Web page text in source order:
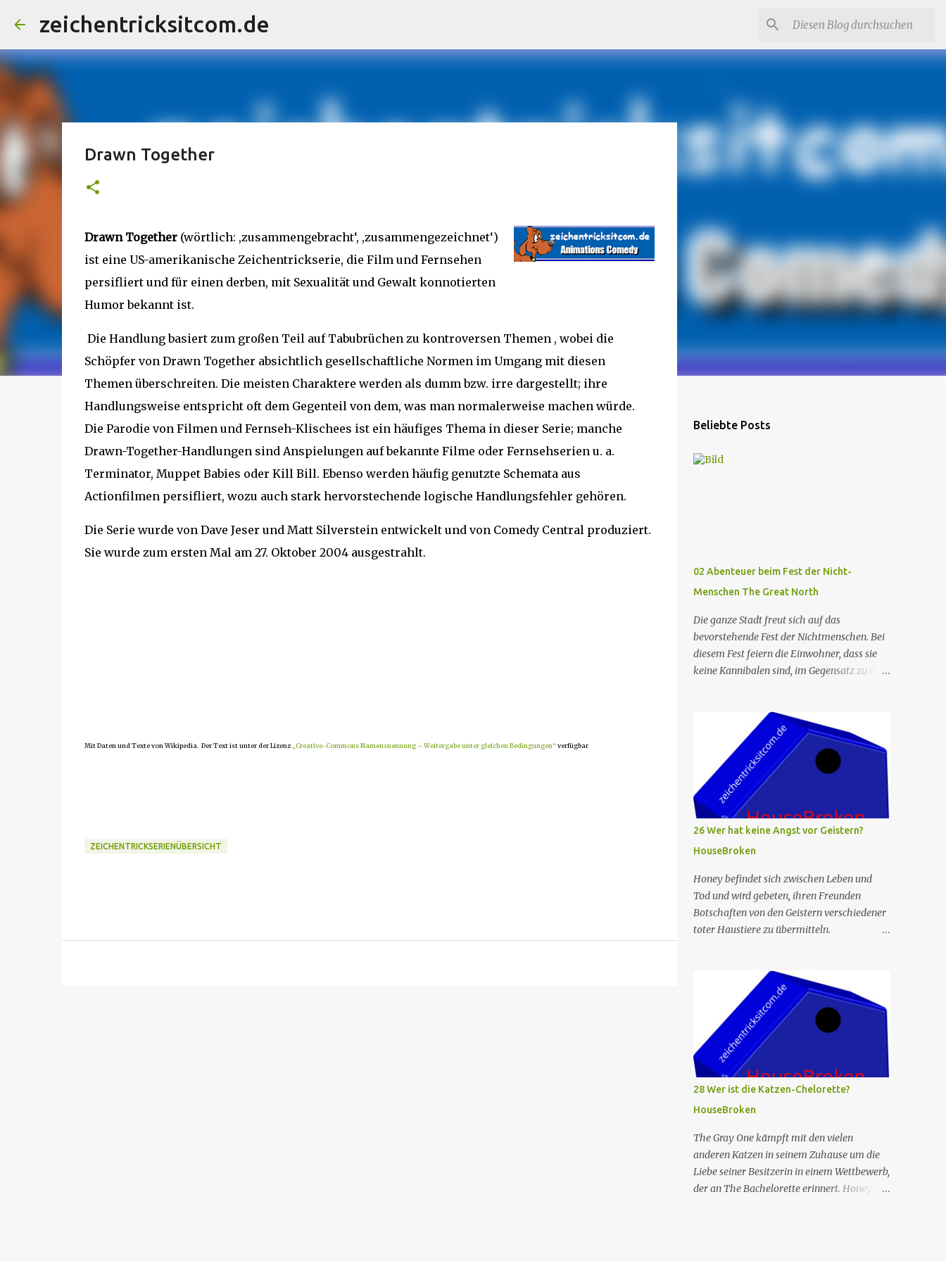
zeichentricksitcom.de
Drawn Together
Drawn Together(wörtlich: ,zusammengebracht‘, ,zusammengezeichnet‘)
ist eine US-amerikanische Zeichentrickserie, die Film und Fernsehen
persifliert und für einen derben, mit Sexualität und Gewalt konnotierten
Humor bekannt ist.
Die Handlung basiert zum großen Teil auf Tabubrüchen zu kontroversen Themen , wobei die
Schöpfer von Drawn Together absichtlich gesellschaftliche Normen im Umgang mit diesen
Themen überschreiten. Die meisten Charaktere werden als dumm bzw. irre dargestellt; ihre
Handlungsweise entspricht oft dem Gegenteil von dem, was man normalerweise machen würde.
Die Parodie von Filmen und Fernseh-Klischees ist ein häufiges Thema in dieser Serie; manche
Drawn-Together-Handlungen sind Anspielungen auf bekannte Filme oder Fernsehserien u. a.
Terminator, Muppet Babies oder Kill Bill. Ebenso werden häufig genutzte Schemata aus
Actionfilmen persifliert, wozu auch stark hervorstechende logische Handlungsfehler gehören.
Die Serie wurde von Dave Jeser und Matt Silverstein entwickelt und von Comedy Central produziert.
Sie wurde zum ersten Mal am 27. Oktober 2004 ausgestrahlt.
Mit Daten und Texte von Wikipedia. Der Text ist unter der Lizenz „Creative-Commons Namensnennung – Weitergabe unter gleichen Bedingungen“verfügbar
ZEICHENTRICKSERIENÜBERSICHT
Beliebte Posts
02 Abenteuer beim Fest der Nicht-
Menschen The Great North
Die ganze Stadt freut sich auf das
bevorstehende Fest der Nichtmenschen. Bei
diesem Fest feiern die Einwohner, dass sie
keine Kannibalen sind, im Gegensatz zu den
wird die berühmte Kuchenfrau, die jedes
Jahr einen Kuchen für das Fest backt,
verhaftet. Die Torte ist das Herzstück des
Festes, und so beschließt Ham, die neue Cake
Lady zu werden, um den Tag zu retten. Er
hält dies vor seiner Familie geheim, die
befürchtet, dass das Fest ohne den Kuchen
ein Flop wird. Leider fühlt sich Ham zu sehr
unter Druck gesetzt und kann nicht backen.
Judy hilft ihm schließlich, und sie backen
einen fabelhaften Kuchen. Die beiden
kommen sich als Geschwister näher als je
zuvor. In der Zwischenzeit versucht Wolf,
verrät, dass er monatelang dafür trainiert
hat. Das Rennen läuft schlecht, aber Beef
sagt Wolf, dass er sehr stolz auf ihn ist, da...
26 Wer hat keine Angst vor Geistern?
HouseBroken
Honey befindet sich zwischen Leben und
Tod und wird gebeten, ihren Freunden
Botschaften von den Geistern verschiedener
toter Haustiere zu übermitteln.
getötet hat. Nr. (ges.) 26 Übersetzter O-Titel
Wer hat keine Angst vor Geistern? Serie
HouseBroken Title "Who Ain't Afraid of No
Ghosts?" Nr. (St.) 15 Regie Tom King
Drehbuch Elliott Kalan Erst­veröffent­lichung
USA July 23, 2023 Prod. code 3BBHB01 Die
Serie spielt in einer Welt, in der
sind, aber von Menschen nicht verstanden
werden können. Im Mittelpunkt steht eine
Gruppe von Haustieren in Los Angeles, die
alle an einer Therapiegruppe teilnehmen,
angeführt von Honey, einer Hündin, deren
28 Wer ist die Katzen-Chelorette?
HouseBroken
The Gray One kämpft mit den vielen
anderen Katzen in seinem Zuhause um die
Liebe seiner Besitzerin in einem Wettbewerb,
der an The Bachelorette erinnert. Honey